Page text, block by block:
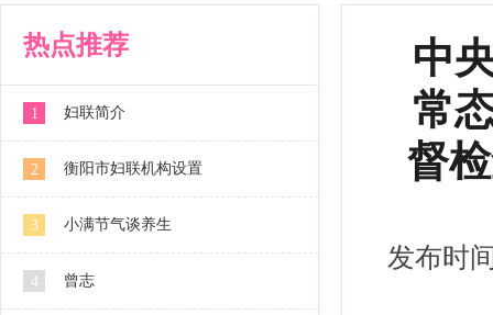
热点推荐
1 妇联简介
2 衡阳市妇联机构设置
3 小满节气谈养生
4 曾志
中
常
督
发布时